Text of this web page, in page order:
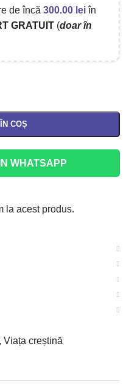
de încă 300.00 leiîn
GRATUIT (doar în
COȘ
WHATSAPP
la acest produs.
, Viața creștină